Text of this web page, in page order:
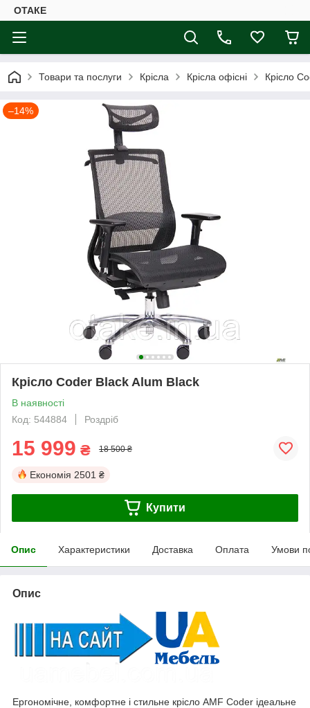
ОТАКЕ
Товари та послуги Крісла Крісла офісні Крісло
–14%
Крісло Coder Black Alum Black
В наявності
Код: 544884
Роздріб
15 999 ₴ 18 500 ₴
Економія 2501 ₴
Купити
Опис Характеристики Доставка Оплата Умови
Опис
Ергономічне, комфортне і стильне крісло AMF Coder ідеальне